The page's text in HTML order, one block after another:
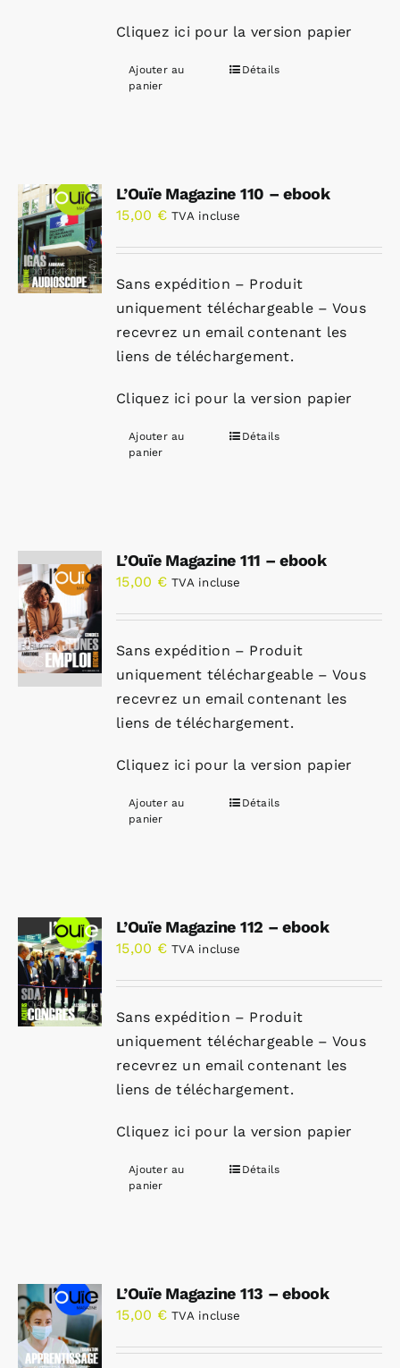
Cliquez ici pour la version papier
Ajouter au
panier
Détails
L’Ouïe Magazine 110 – ebook
15,00 € TVA incluse
Sans expédition – Produit
uniquement téléchargeable – Vous
recevrez un email contenant les
liens de téléchargement.
Cliquez ici pour la version papier
Ajouter au
panier
Détails
L’Ouïe Magazine 111 – ebook
15,00 € TVA incluse
Sans expédition – Produit
uniquement téléchargeable – Vous
recevrez un email contenant les
liens de téléchargement.
Cliquez ici pour la version papier
Ajouter au
panier
Détails
L’Ouïe Magazine 112 – ebook
15,00 € TVA incluse
Sans expédition – Produit
uniquement téléchargeable – Vous
recevrez un email contenant les
liens de téléchargement.
Cliquez ici pour la version papier
Ajouter au
panier
Détails
L’Ouïe Magazine 113 – ebook
15,00 € TVA incluse